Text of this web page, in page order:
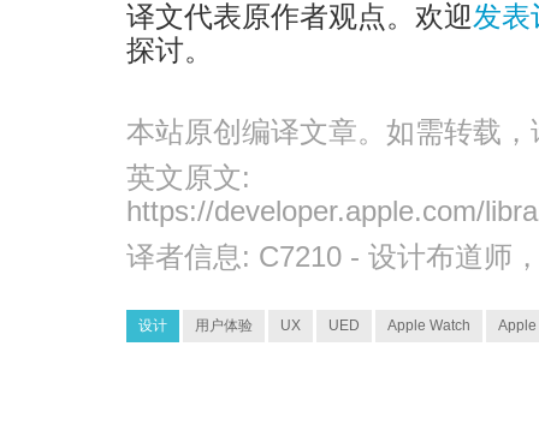
译文代表原作者观点。欢迎发表
探讨。
本站原创编译文章。如需转载
英文原文:
https://developer.apple.com/
译者信息: C7210 - 设计布道师
设计 用户体验 UX UED Apple Watch Apple